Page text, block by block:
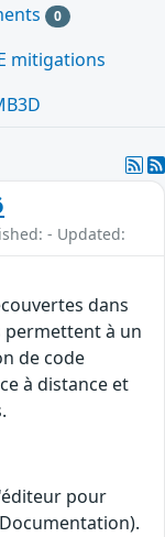
0
mitigations
- Updated:
dans
permettent à un
de code
à distance et
pour